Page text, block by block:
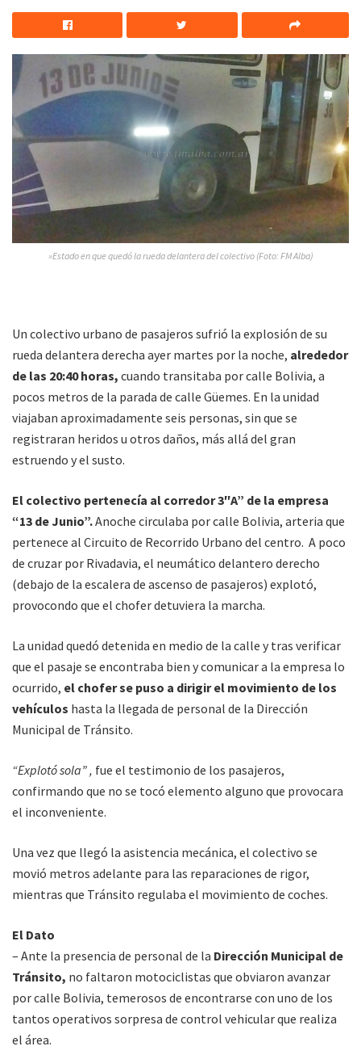
»Estado en que quedó la rueda delantera del colectivo (Foto: FM Alba)
Un colectivo urbano de pasajeros sufrió la explosión de su
rueda delantera derecha ayer martes por la noche, alrededor
de las 20:40 horas, cuando transitaba por calle Bolivia, a
pocos metros de la parada de calle Güemes. En la unidad
viajaban aproximadamente seis personas, sin que se
registraran heridos u otros daños, más allá del gran
estruendo y el susto.
El colectivo pertenecía al corredor 3″A” de la empresa
“13 de Junio”.Anoche circulaba por calle Bolivia, arteria que
pertenece al Circuito de Recorrido Urbano del centro. A poco
de cruzar por Rivadavia, el neumático delantero derecho
(debajo de la escalera de ascenso de pasajeros) explotó,
provocondo que el chofer detuviera la marcha.
La unidad quedó detenida en medio de la calle y tras verificar
que el pasaje se encontraba bien y comunicar a la empresa lo
ocurrido, el chofer se puso a dirigir el movimiento de los
vehículos hasta la llegada de personal de la Dirección
Municipal de Tránsito.
“Explotó sola” , fue el testimonio de los pasajeros,
confirmando que no se tocó elemento alguno que provocara
el inconveniente.
Una vez que llegó la asistencia mecánica, el colectivo se
movió metros adelante para las reparaciones de rigor,
mientras que Tránsito regulaba el movimiento de coches.
El Dato
– Ante la presencia de personal de la Dirección Municipal de
Tránsito, no faltaron motociclistas que obviaron avanzar
por calle Bolivia, temerosos de encontrarse con uno de los
tantos operativos sorpresa de control vehicular que realiza
el área.